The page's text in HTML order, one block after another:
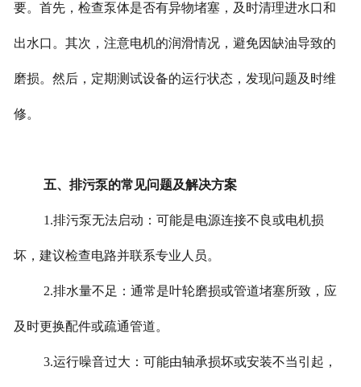
要。首先，检查泵体是否有异物堵塞，及时清理进水口和
出水口。其次，注意电机的润滑情况，避免因缺油导致的
磨损。然后，定期测试设备的运行状态，发现问题及时维
修。
五、排污泵的常见问题及解决方案
1.排污泵无法启动：可能是电源连接不良或电机损
坏，建议检查电路并联系专业人员。
2.排水量不足：通常是叶轮磨损或管道堵塞所致，应
及时更换配件或疏通管道。
3.运行噪音过大：可能由轴承损坏或安装不当引起，